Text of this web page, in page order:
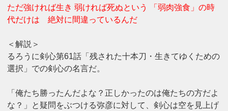
ただ強ければ生き 弱ければ死ぬという 「弱肉強食」の時
代だけは 絶対に間違っているんだ
＜解説＞
るろうに剣心第61話「残された十本刀・生きてゆくための
選択」での剣心の名言だ。
「俺たち勝ったんだよな？正しかったのは俺たちの方だよ
な？」と疑問をぶつける弥彦に対して、剣心は空を見上げ